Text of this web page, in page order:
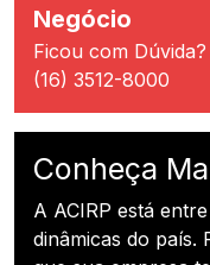
Negócio
Ficou com Dúvida?
(16) 3512-8000
Conheça
A ACIRP está
dinâmicas do país.